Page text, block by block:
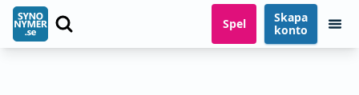
Spel
Skapa
konto